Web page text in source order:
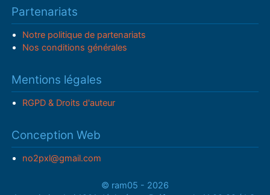
Partenariats
Notre politique de partenariats
Nos conditions générales
Mentions légales
RGPD & Droits d'auteur
Conception Web
no2pxl@gmail.com
© ram05 - 2026